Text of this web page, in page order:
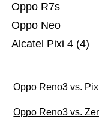
Alcatel Pixi 4 (4)
Oppo Neo
Oppo R7s
Oppo Reno3 vs.
Oppo Reno3 vs.